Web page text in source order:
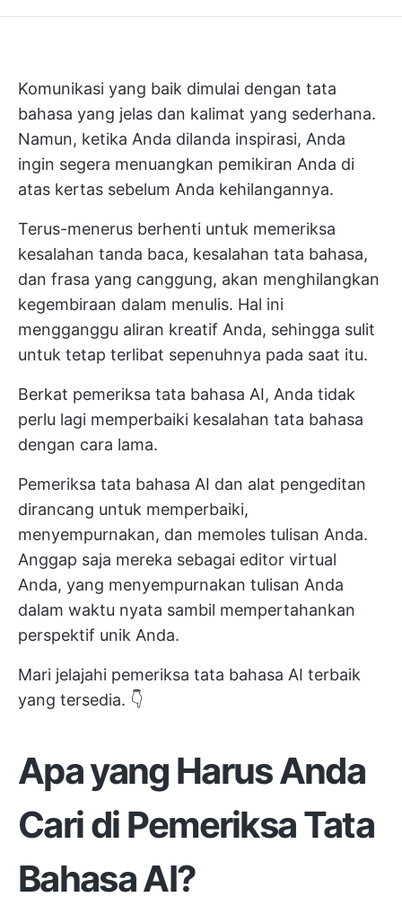
Komunikasi yang baik dimulai dengan tata
bahasa yang jelas dan kalimat yang sederhana.
Namun, ketika Anda dilanda inspirasi, Anda
ingin segera menuangkan pemikiran Anda di
atas kertas sebelum Anda kehilangannya.
Terus-menerus berhenti untuk memeriksa
kesalahan tanda baca, kesalahan tata bahasa,
dan frasa yang canggung, akan menghilangkan
kegembiraan dalam menulis. Hal ini
mengganggu aliran kreatif Anda, sehingga sulit
untuk tetap terlibat sepenuhnya pada saat itu.
Berkat pemeriksa tata bahasa AI, Anda tidak
perlu lagi memperbaiki kesalahan tata bahasa
dengan cara lama.
Pemeriksa tata bahasa AI dan alat pengeditan
dirancang untuk memperbaiki,
menyempurnakan, dan memoles tulisan Anda.
Anggap saja mereka sebagai editor virtual
Anda, yang menyempurnakan tulisan Anda
dalam waktu nyata sambil mempertahankan
perspektif unik Anda.
Mari jelajahi pemeriksa tata bahasa AI terbaik
yang tersedia. 👇
Apa yang Harus Anda
Cari di Pemeriksa Tata
Bahasa AI?